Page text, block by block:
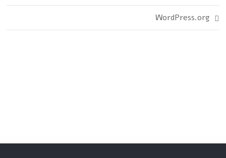
WordPress.org